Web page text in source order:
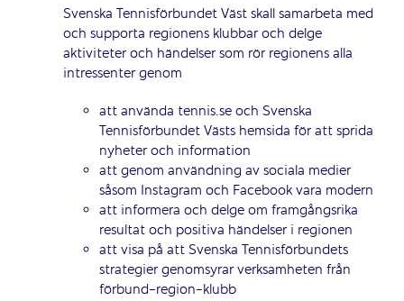
Svenska Tennisförbundet Väst skall samarbeta med
och supporta regionens klubbar och delge
aktiviteter och händelser som rör regionens alla
intressenter genom
att använda tennis.se och Svenska
Tennisförbundet Västs hemsida för att sprida
nyheter och information
att genom användning av sociala medier
såsom Instagram och Facebook vara modern
att informera och delge om framgångsrika
resultat och positiva händelser i regionen
att visa på att Svenska Tennisförbundets
strategier genomsyrar verksamheten från
förbund-region-klubb